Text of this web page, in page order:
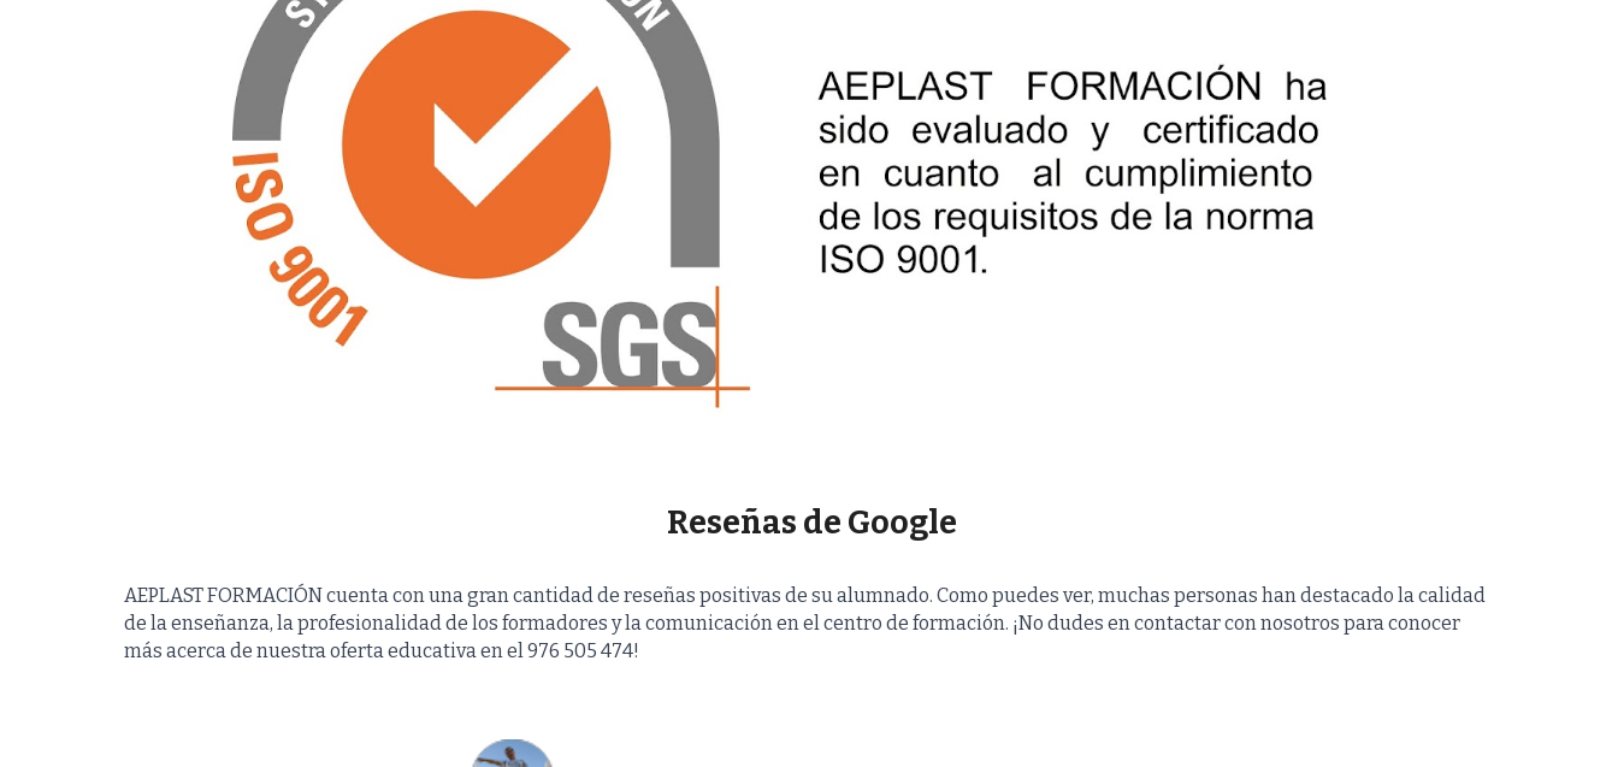
Reseñas de Google
AEPLAST FORMACIÓN cuenta con una gran cantidad de reseñas positivas de su alumnado. Como puedes ver, muchas personas han destacado la calidad
de la enseñanza, la profesionalidad de los formadores y la comunicación en el centro de formación. ¡No dudes en contactar con nosotros para conocer
más acerca de nuestra oferta educativa en el 976 505 474!